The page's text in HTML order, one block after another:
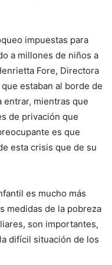
impuestas para
a millones de niños a
Fore, Directora
estaban al borde de
entrar, mientras que
de privación que
es que
esta crisis que de su
es mucho más
medidas de la pobreza
son importantes,
difícil situación de los